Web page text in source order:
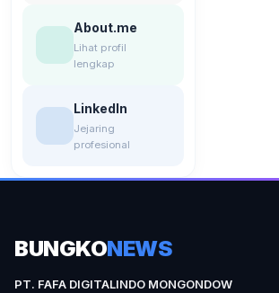
About.me
Lihat profil
lengkap
LinkedIn
Jejaring
profesional
BUNGKONEWS
PT. FAFA DIGITALINDO MONGONDOW